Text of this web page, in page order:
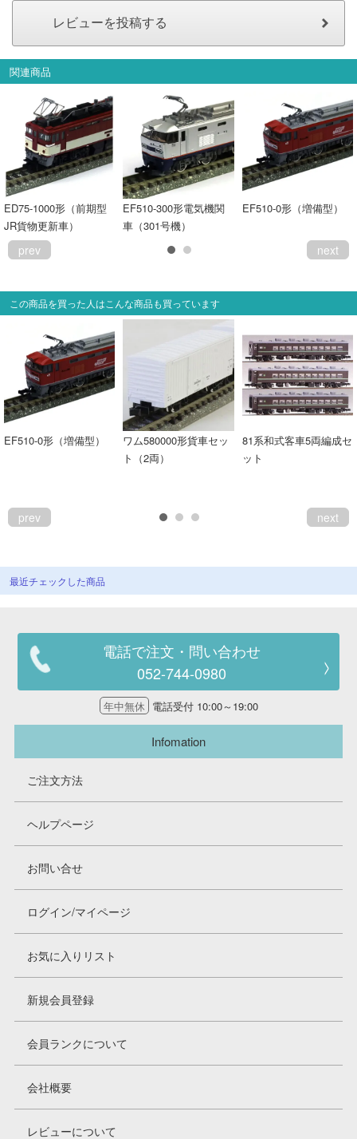
関連商品
ED75-1000形（前期型
JR貨物更新車）
EF510-300形電気機関
車（301号機）
EF510-0形（増備型）
prev next
この商品を買った人はこんな商品も買っています
EF510-0形（増備型）
ワム580000形貨車セッ
ト（2両）
81系和式客車5両編成セ
ット
prev next
最近チェックした商品
電話で注文・問い合わせ
052-744-0980
年中無休 電話受付 10:00～19:00
Infomation
ご注文方法
ヘルプページ
お問い合せ
ログイン/マイページ
お気に入りリスト
新規会員登録
会員ランクについて
会社概要
レビューについて